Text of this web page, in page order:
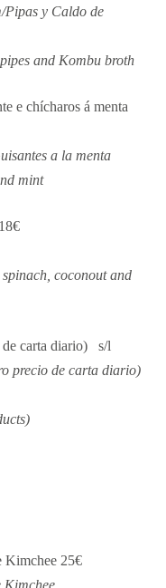
Pipas y Caldo de
and Kombu broth
e chícharos á menta
a la menta
mint
coconout and
de carta diario) s/l
precio de carta diario)
Kimchee 25€
Kimchee